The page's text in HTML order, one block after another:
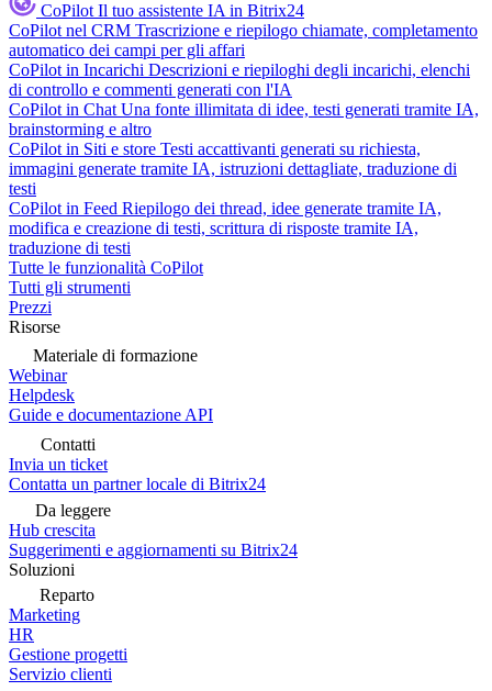
CoPilot Il tuo assistente IA in Bitrix24
CoPilot nel CRM Trascrizione e riepilogo chiamate, completamento
automatico dei campi per gli affari
CoPilot in Incarichi Descrizioni e riepiloghi degli incarichi, elenchi
di controllo e commenti generati con l'IA
CoPilot in Chat Una fonte illimitata di idee, testi generati tramite IA,
brainstorming e altro
CoPilot in Siti e store Testi accattivanti generati su richiesta,
immagini generate tramite IA, istruzioni dettagliate, traduzione di
testi
CoPilot in Feed Riepilogo dei thread, idee generate tramite IA,
modifica e creazione di testi, scrittura di risposte tramite IA,
traduzione di testi
Tutte le funzionalità CoPilot
Tutti gli strumenti
Prezzi
Risorse
Materiale di formazione
Webinar
Helpdesk
Guide e documentazione API
Contatti
Invia un ticket
Contatta un partner locale di Bitrix24
Da leggere
Hub crescita
Suggerimenti e aggiornamenti su Bitrix24
Soluzioni
Reparto
Marketing
HR
Gestione progetti
Servizio clienti